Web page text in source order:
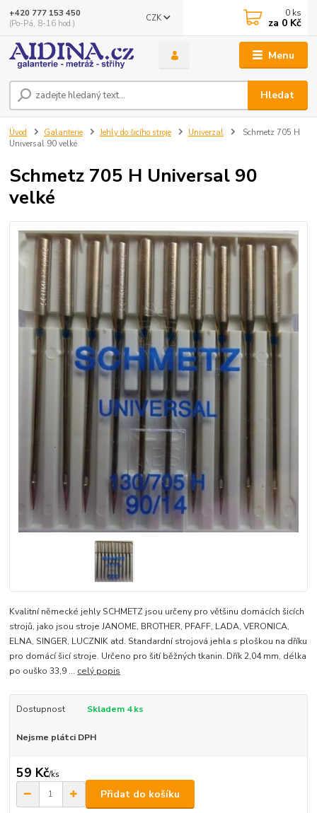
Menu
CZK
Hledat
+420 777 153 450
(Po-Pá, 8-16 hod.)
0 ks
za 0 Kč
Úvod Galanterie Jehly do šicího stroje Univerzal
Schmetz 705 H
Universal 90 velké
Schmetz 705 H Universal 90
velké
Kvalitní německé jehly SCHMETZ jsou určeny pro většinu domácích šicích
strojů, jako jsou stroje JANOME, BROTHER, PFAFF, LADA, VERONICA,
ELNA, SINGER, LUCZNIK atd. Standardní strojová jehla s ploškou na dříku
pro domácí šicí stroje. Určeno pro šití běžných tkanin. Dřík 2,04 mm, délka
po ouško 33,9 ... celý popis
Dostupnost Skladem 4 ks
Nejsme plátci DPH
59 Kč/ks
Přidat do košíku